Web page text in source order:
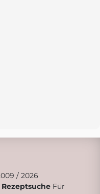
/ 2026
Rezeptsuche Für